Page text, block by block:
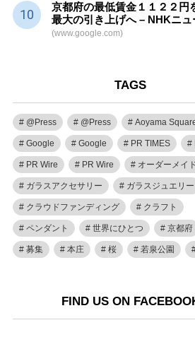
京都府の最低賃金１１２２円
最大の引き上げへ – NHKニュ
(www.google.com)
TAGS
@Press @Press Aoyama
Google Google PR TIMES
PR Wire PR Wire オーダーメイ
ガラスアクセサリー ガラスジュエリー
クラウドファンディング クラフト
ペンダント 世界にひとつ 京都府
募集 本庄 桜 若泉公園
FIND US ON